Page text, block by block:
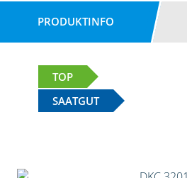
PRODUKTINFO
TOP
SAATGUT